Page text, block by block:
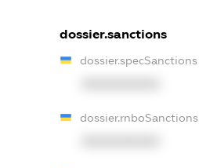
dossier.sanctions
dossier.specSanctions
dossier.rnboSanctions